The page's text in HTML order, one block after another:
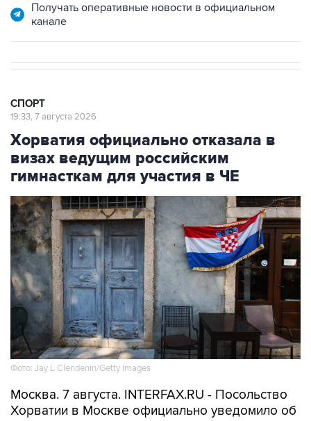
Получать оперативные новости в официальном
канале
СПОРТ
19:33, 7 августа 2026
Хорватия официально отказала в
визах ведущим российским
гимнасткам для участия в ЧЕ
Фото: Jay L Clendenin/Getty Images
Москва. 7 августа. INTERFAX.RU - Посольство
Хорватии в Москве официально уведомило об